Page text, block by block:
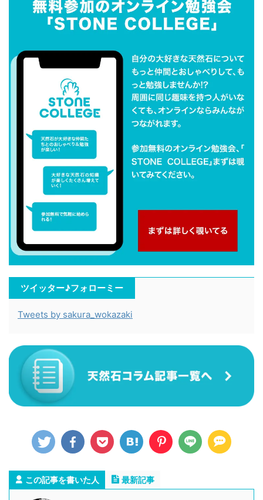
ツイッター♪フォローミー
Tweets by sakura_wokazaki
この記事を書いた人 最新記事